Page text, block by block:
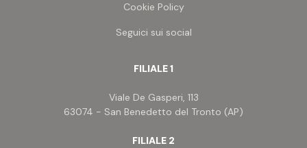
Cookie Policy
Seguici sui social
FILIALE 1
Viale De Gasperi, 113
63074 - San Benedetto del Tronto (AP)
FILIALE 2